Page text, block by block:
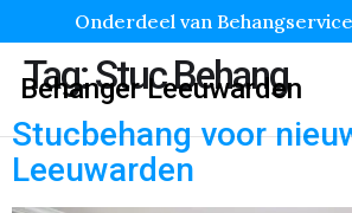
Onderdeel van
Behanger Leeuwarden
Tag:Stuc Behang
Stucbehang voor
Leeuwarden